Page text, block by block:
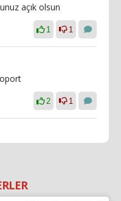
açık olsun
1 1
2 1